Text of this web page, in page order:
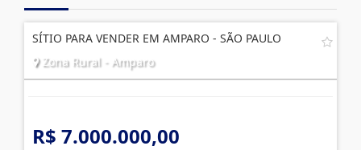
SÍTIO PARA VENDER EM AMPARO - SÃO PAULO
Zona Rural - Amparo
R$ 7.000.000,00